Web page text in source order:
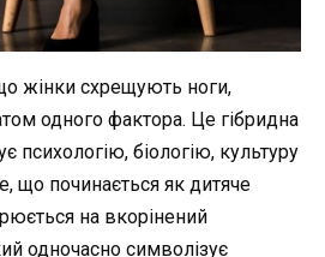
жінки схрещують ноги,
одного фактора. Це гібридна
психологію, біологію, культуру
що починається як дитяче
на вкорінений
одночасно символізує